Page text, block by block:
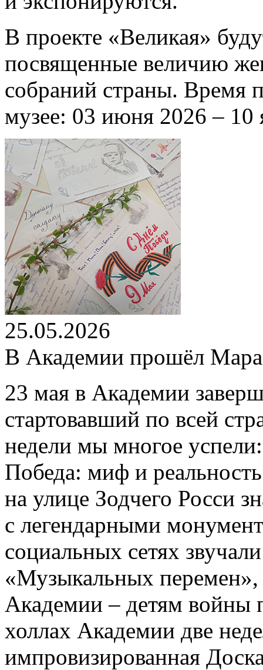
В проекте «Великая»
посвященные величию
собраний страны. Время
музее: 03 июня 2026 – 10
25.05.2026
В Академии прошёл
23 мая в Академии
стартовавший по всей
недели мы многое
Победа: миф и
на улице Зодчего Росси
c легендарными
социальных сетях
«Музыкальных
Академии – детям войны
холлах Академии две
импровизированная